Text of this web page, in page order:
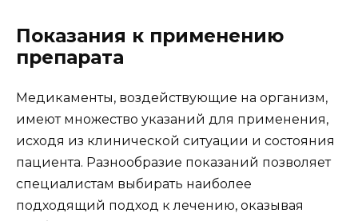
Показания к применению
препарата
Медикаменты, воздействующие на организм,
имеют множество указаний для применения,
исходя из клинической ситуации и состояния
пациента. Разнообразие показаний позволяет
специалистам выбирать наиболее
подходящий подход к лечению, оказывая